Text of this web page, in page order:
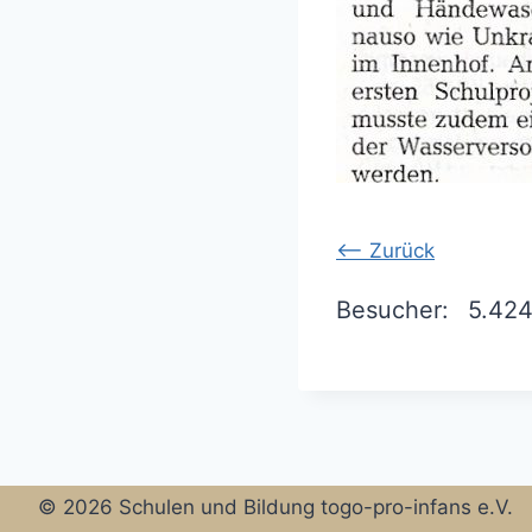
<-- Zurück
Besucher: 5.424
© 2026 Schulen und Bildung togo-pro-infans e.V.